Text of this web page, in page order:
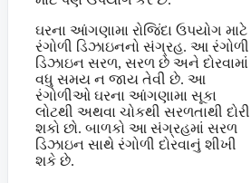
ઘરના આંગણામા રોજિંદા ઉપયોગ માટે
રંગોળી ડિઝાઇનનો સંગ્રહ. આ રંગોળી
ડિઝાઇન સરળ, સરળ છે અને દોરવામાં
વધુ સમય ન જાય તેવી છે. આ
રંગોળીઓ ઘરના આંગણામા સૂકા
લોટથી અથવા ચોકથી સરળતાથી દોરી
શકો છો. બાળકો આ સંગ્રહમાં સરળ
ડિઝાઇન સાથે રંગોળી દોરવાનું શીખી
શકે છે.